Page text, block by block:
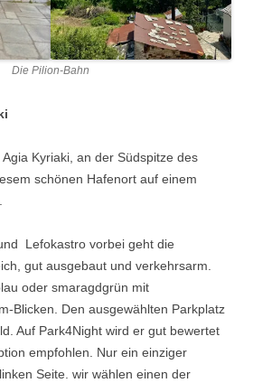
Die Pilion-Bahn
Kyriaki, an der Südspitze des
schönen Hafenort auf einem
Lefokastro vorbei geht die
gut ausgebaut und verkehrsarm.
oder smaragdgrün mit
Blicken. Den ausgewählten Parkplatz
Auf Park4Night wird er gut bewertet
empfohlen. Nur ein einziger
Seite. wir wählen einen der